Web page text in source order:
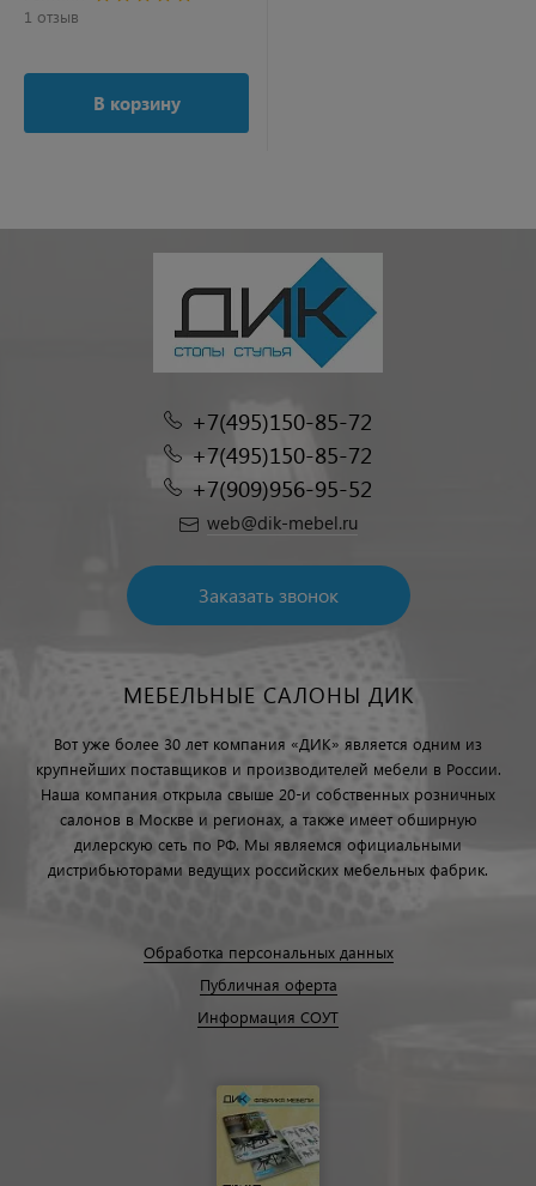
1 отзыв
В корзину
+7(495)150-85-72
+7(495)150-85-72
+7(909)956-95-52
web@dik-mebel.ru
Заказать звонок
МЕБЕЛЬНЫЕ САЛОНЫ ДИК
Вот уже более 30 лет компания «ДИК» является одним из
крупнейших поставщиков и производителей мебели в России.
Наша компания открыла свыше 20-и собственных розничных
салонов в Москве и регионах, а также имеет обширную
дилерскую сеть по РФ. Мы являемся официальными
дистрибьюторами ведущих российских мебельных фабрик.
Обработка персональных данных
Публичная оферта
Информация СОУТ